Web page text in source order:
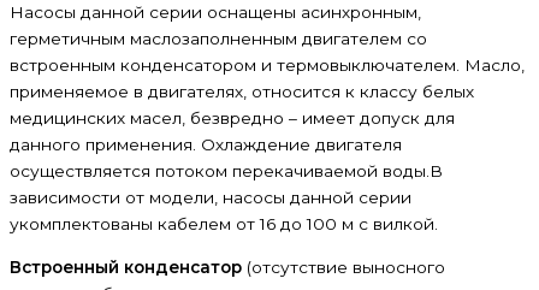
Насосы данной серии оснащены асинхронным,
герметичным маслозаполненным двигателем со
встроенным конденсатором и термовыключателем. Масло,
применяемое в двигателях, относится к классу белых
медицинских масел, безвредно – имеет допуск для
данного применения. Охлаждение двигателя
осуществляется потоком перекачиваемой воды.В
зависимости от модели, насосы данной серии
укомплектованы кабелем от 16 до 100 м с вилкой.
Встроенный конденсатор (отсутствие выносного